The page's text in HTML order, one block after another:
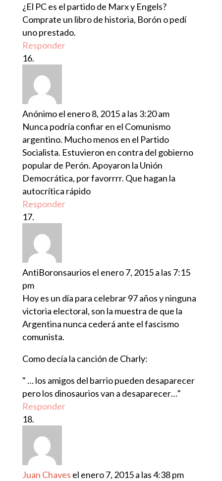
¿El PC es el partido de Marx y Engels?
Comprate un libro de historia, Borón o pedí
uno prestado.
Responder
Anónimoel enero 8, 2015 a las 3:20 am
Nunca podría confiar en el Comunismo
argentino. Mucho menos en el Partido
Socialista. Estuvieron en contra del gobierno
popular de Perón. Apoyaron la Unión
Democrática, por favorrrr. Que hagan la
autocrítica rápido
Responder
AntiBoronsaurios el enero 7, 2015 a las 7:15
pm
Hoy es un día para celebrar 97 años y ninguna
victoria electoral, son la muestra de que la
Argentina nunca cederá ante el fascismo
comunista.
Como decía la canción de Charly:
" … los amigos del barrio pueden desaparecer
pero los dinosaurios van a desaparecer…"
Responder
Juan Chaves el enero 7, 2015 a las 4:38 pm